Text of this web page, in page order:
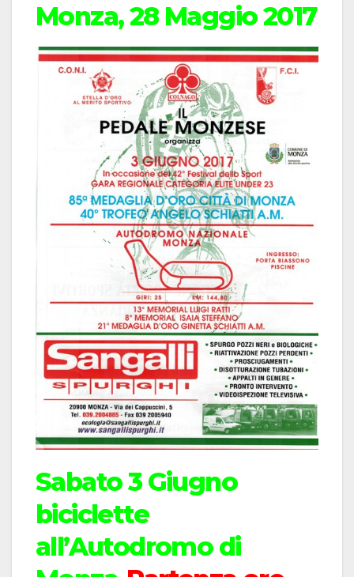
Monza, 28 Maggio 2017
Sabato 3 Giugno
biciclette
all’Autodromo di